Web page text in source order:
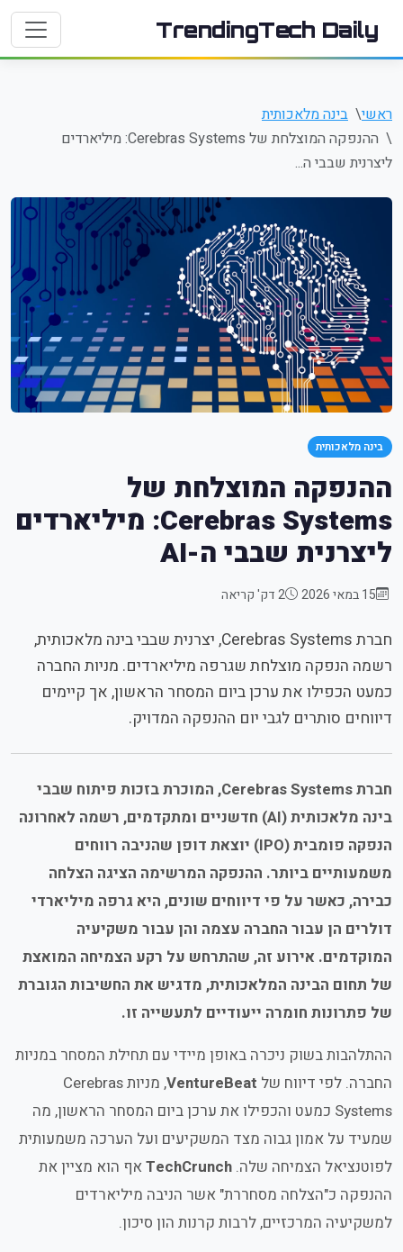
TrendingTech Daily
ראשי
בינה מלאכותית
ההנפקה המוצלחת של Cerebras Systems: מיליארדים
ליצרנית שבבי ה...
בינה מלאכותית
ההנפקה המוצלחת של
Cerebras Systems: מיליארדים
ליצרנית שבבי ה-AI
15 במאי 2026 2 דק' קריאה
חברת Cerebras Systems, יצרנית שבבי בינה מלאכותית,
רשמה הנפקה מוצלחת שגרפה מיליארדים. מניות החברה
כמעט הכפילו את ערכן ביום המסחר הראשון, אך קיימים
דיווחים סותרים לגבי יום ההנפקה המדויק.
חברת Cerebras Systems, המוכרת בזכות פיתוח שבבי
בינה מלאכותית (AI) חדשניים ומתקדמים, רשמה לאחרונה
הנפקה פומבית (IPO) יוצאת דופן שהניבה רווחים
משמעותיים ביותר. ההנפקה המרשימה הציגה הצלחה
כבירה, כאשר על פי דיווחים שונים, היא גרפה מיליארדי
דולרים הן עבור החברה עצמה והן עבור משקיעיה
המוקדמים. אירוע זה, שהתרחש על רקע הצמיחה המואצת
של תחום הבינה המלאכותית, מדגיש את החשיבות הגוברת
של פתרונות חומרה ייעודיים לתעשייה זו.
ההתלהבות בשוק ניכרה באופן מיידי עם תחילת המסחר במניות
החברה. לפי דיווח של VentureBeat
, מניות Cerebras
Systems כמעט והכפילו את ערכן ביום המסחר הראשון, מה
שמעיד על אמון גבוה מצד המשקיעים ועל הערכה משמעותית
לפוטנציאל הצמיחה שלה. TechCrunchאף הוא מציין את
ההנפקה כ"הצלחה מסחררת" אשר הניבה מיליארדים
למשקיעיה המרכזיים, לרבות קרנות הון סיכון.